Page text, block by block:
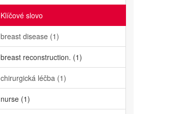
Klíčové slovo
breast disease (1)
breast reconstruction. (1)
chirurgická léčba (1)
nurse (1)